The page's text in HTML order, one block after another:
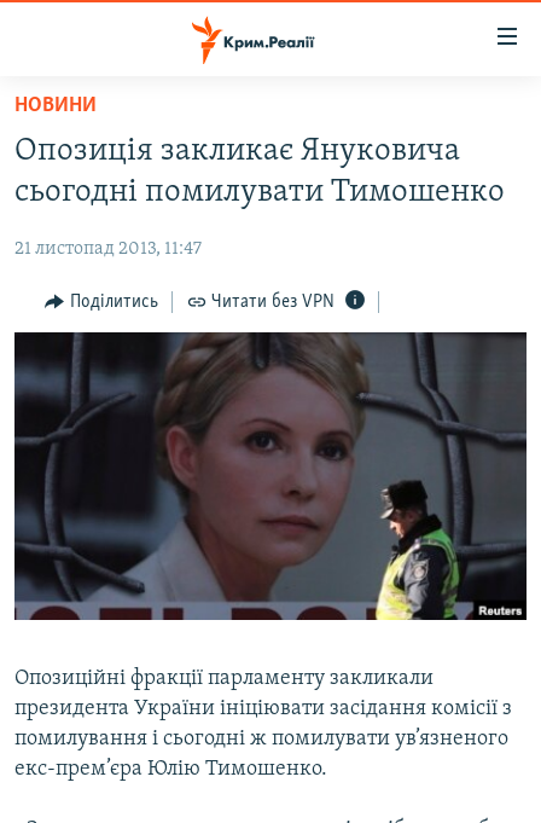
Перейти
основного
матеріалу
до
навігації
Перейти
до
пошуку
ВОДА.КРИМ
ПОЛІТИКА
БЛОГИ
ПОГЛЯД
ІНТЕРВ'Ю
ВСЕ ЗА ДЕНЬ
СПЕЦПРОЕКТИ
ДЕПОРТАЦІЯ
ВІДЕОУРОКИ «ELIFBE»
СВІДЧЕННЯ ОКУПАЦІЇ
ІНФОГРАФІКА
ЯК ОБІЙТИ БЛОКУВАННЯ
Русский
Qırımtatar
ДОЛУЧАЙСЯ!
НОВИНИ
Опозиція закликає Януковича
сьогодні помилувати Тимошенко
21 листопад 2013, 11:47
Поділитись Читати без VPN
Опозиційні фракції парламенту закликали
президента України ініціювати засідання комісії з
помилування і сьогодні ж помилувати ув’язненого
екс-прем’єра Юлію Тимошенко.